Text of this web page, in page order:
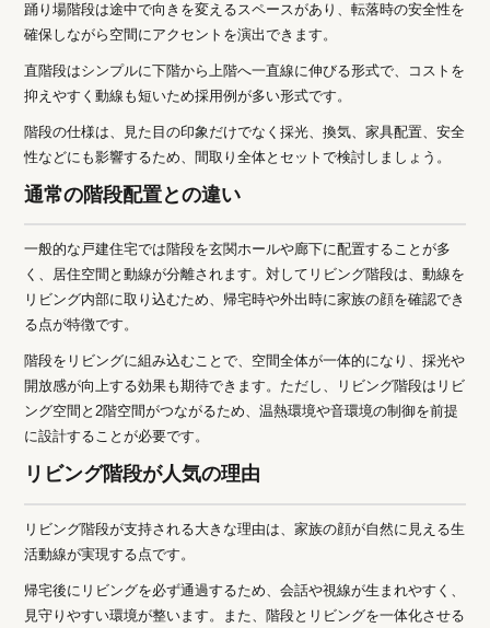
踊り場階段は途中で向きを変えるスペースがあり、転落時の安全性を
確保しながら空間にアクセントを演出できます。
直階段はシンプルに下階から上階へ一直線に伸びる形式で、コストを
抑えやすく動線も短いため採用例が多い形式です。
階段の仕様は、見た目の印象だけでなく採光、換気、家具配置、安全
性などにも影響するため、間取り全体とセットで検討しましょう。
通常の階段配置との違い
一般的な戸建住宅では階段を玄関ホールや廊下に配置することが多
く、居住空間と動線が分離されます。対してリビング階段は、動線を
リビング内部に取り込むため、帰宅時や外出時に家族の顔を確認でき
る点が特徴です。
階段をリビングに組み込むことで、空間全体が一体的になり、採光や
開放感が向上する効果も期待できます。ただし、リビング階段はリビ
ング空間と2階空間がつながるため、温熱環境や音環境の制御を前提
に設計することが必要です。
リビング階段が人気の理由
リビング階段が支持される大きな理由は、家族の顔が自然に見える生
活動線が実現する点です。
帰宅後にリビングを必ず通過するため、会話や視線が生まれやすく、
見守りやすい環境が整います。また、階段とリビングを一体化させる